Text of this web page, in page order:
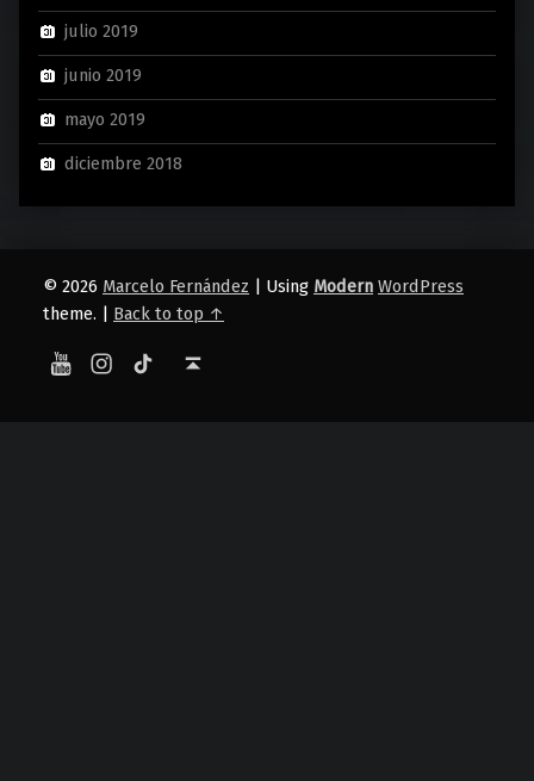
julio 2019
junio 2019
mayo 2019
diciembre 2018
© 2026 Marcelo Fernández | Using Modern WordPress
theme. | Back to top ↑